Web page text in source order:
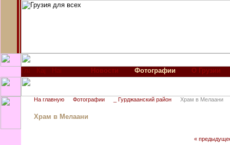
Новости Фотографии О Грузии
На главную Фотографии _ Гурджаанский район Храм в Мелаани
Храм в Мелаани
«